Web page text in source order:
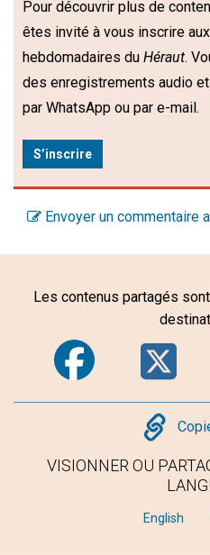
Pour découvrir plus de
êtes invité à vous inscrire
hebdomadaires du Héraut.
des enregistrements audio
par WhatsApp ou par e-mail.
S’inscrire
Envoyer un commentaire
Les contenus partagés
VISIONNER OU
English